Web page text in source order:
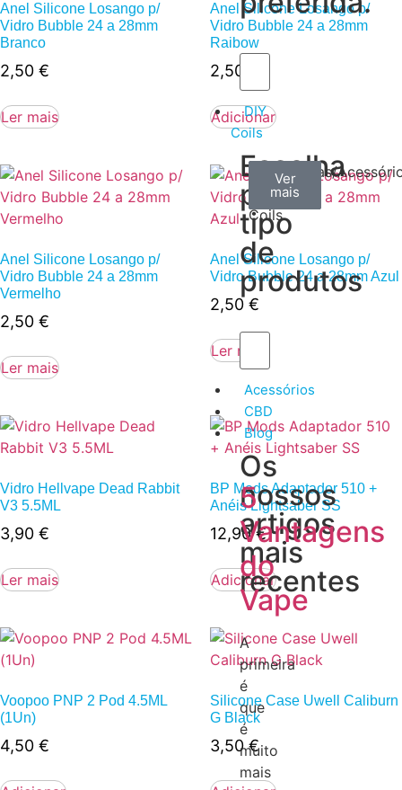
DIY
Coils
Escolha
por
tipo
de
produtos
Arame
Coils
Ver
mais
Algodão
Ver
mais
Ferramentas/
Ver
mais
Acessórios
CBD
Blog
Os
nossos
artigos
mais
recentes
5
Vantagens
do
Vape
A
primeira
é
que
é
muito
mais
Anel Silicone Losango p/
Vidro Bubble 24 a 28mm
Branco
2,50 €
Ler mais
Anel Silicone Losango p/
Vidro Bubble 24 a 28mm
Raibow
2,50
Adicionar
Anel Silicone Losango p/
Vidro Bubble 24 a 28mm
Vermelho
2,50 €
Ler mais
Anel Silicone Losango p/
Vidro Bubble 24 a 28mm Azul
2,50 €
Ler mais
Vidro Hellvape Dead Rabbit
V3 5.5ML
3,90 €
Ler mais
BP Mods Adaptador 510 +
Anéis Lightsaber SS
12,90€
Adicionar
Voopoo PNP 2 Pod 4.5ML
(1Un)
4,50 €
Silicone Case Uwell Caliburn
G Black
3,50€